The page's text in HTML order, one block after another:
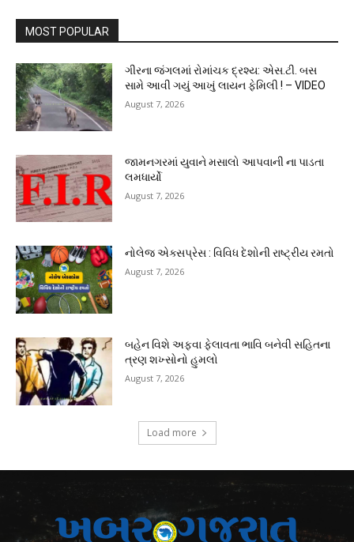
MOST POPULAR
ગીરના જંગલમાં રોમાંચક દ્રશ્ય: એસ.ટી. બસ
સામે આવી ગયું આખું લાયન ફેમિલી ! – VIDEO
August 7, 2026
જામનગરમાં યુવાને મસાલો આપવાની ના પાડતા
લમધાર્યો
August 7, 2026
નોલેજ એક્સપ્રેસ : વિવિધ દેશોની રાષ્ટ્રીય રમતો
August 7, 2026
બહેન વિશે અફવા ફેલાવતા ભાવિ બનેવી સહિતના
ત્રણ શખ્સોનો હુમલો
August 7, 2026
Load more